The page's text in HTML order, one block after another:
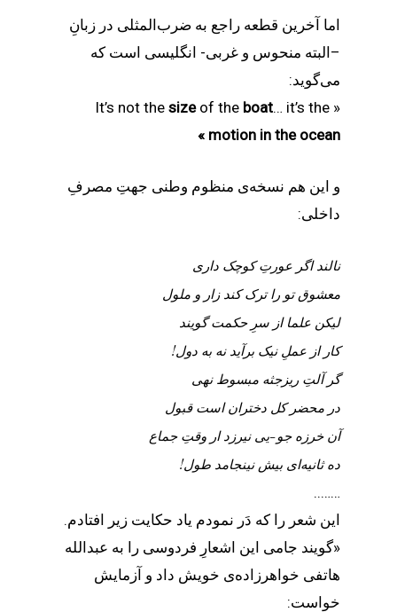
اما آخرین قطعه راجع به ضرب‌المثلی در زبانِ
–البته منحوس و غربی- انگلیسی است که
می‌گوید:
« It’s not the
sizeof the boat… it’s the
motion in the ocean
»
و این هم نسخه‌ی منظوم وطنی جهتِ مصرفِ
داخلی:
نالند اگر عورتِ کوچک داری
معشوق تو را ترک کند زار و ملول
لیکن علما از سرِ حکمت گویند
کار از عملِ نیک برآید نه به دول!
گر آلتِ ریزجثه مبسوط نهی
در محضر کل دختران است قبول
آن خرزه جو-یی نیرزد ار وقتِ جماع
ده ثانیه‌ای بیش نینجامد طول!
……..
این شعر را که دَر نمودم یاد حکایت زیر افتادم.
«گویند جامی این اشعارِ فردوسی را به عبدالله
هاتفی خواهرزاده‌ی خویش داد و آزمایش
خواست: